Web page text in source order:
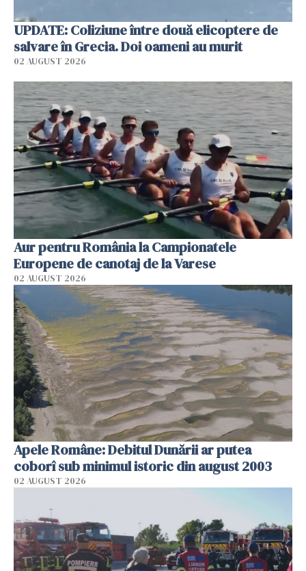
UPDATE: Coliziune între două elicoptere de
salvare în Grecia. Doi oameni au murit
02 AUGUST 2026
Aur pentru România la Campionatele
Europene de canotaj de la Varese
02 AUGUST 2026
Apele Române: Debitul Dunării ar putea
coborî sub minimul istoric din august 2003
02 AUGUST 2026